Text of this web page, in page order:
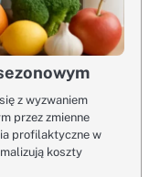
z wyzwaniem
przez zmienne
profilaktyczne w
koszty